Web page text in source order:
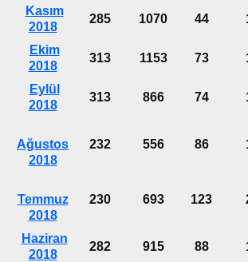
Kasım
2018
285 1070 44
Ekim
2018
313 1153 73
Eylül
2018
313 866 74
Ağustos
2018
232 556 86
Temmuz
2018
230 693 123
Haziran
2018
282 915 88